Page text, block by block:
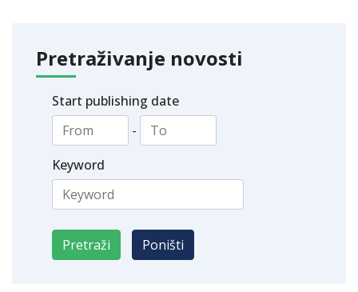
Pretraživanje novosti
Start publishing date
-
Keyword